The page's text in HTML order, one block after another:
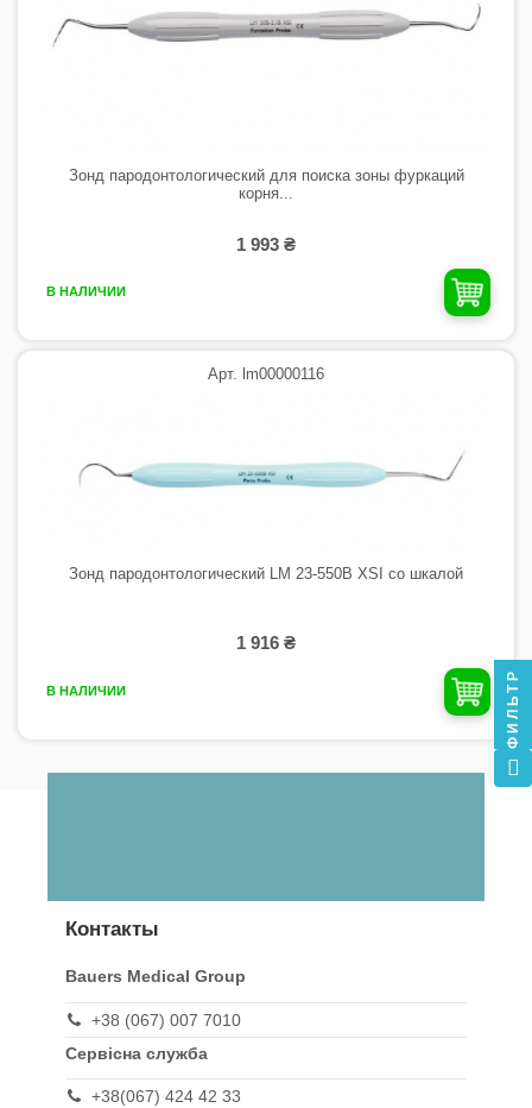
Зонд пародонтологический для поиска зоны фуркаций
корня...
1 993 ₴
В НАЛИЧИИ
Арт. lm00000116
Зонд пародонтологический LM 23-550B XSI со шкалой
1 916 ₴
В НАЛИЧИИ
Контакты
Bauers Medical Group
+38 (067) 007 7010
Сервісна служба
+38(067) 424 42 33
ФИЛЬТР